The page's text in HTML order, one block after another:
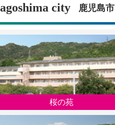
city 鹿児島市
桜の苑